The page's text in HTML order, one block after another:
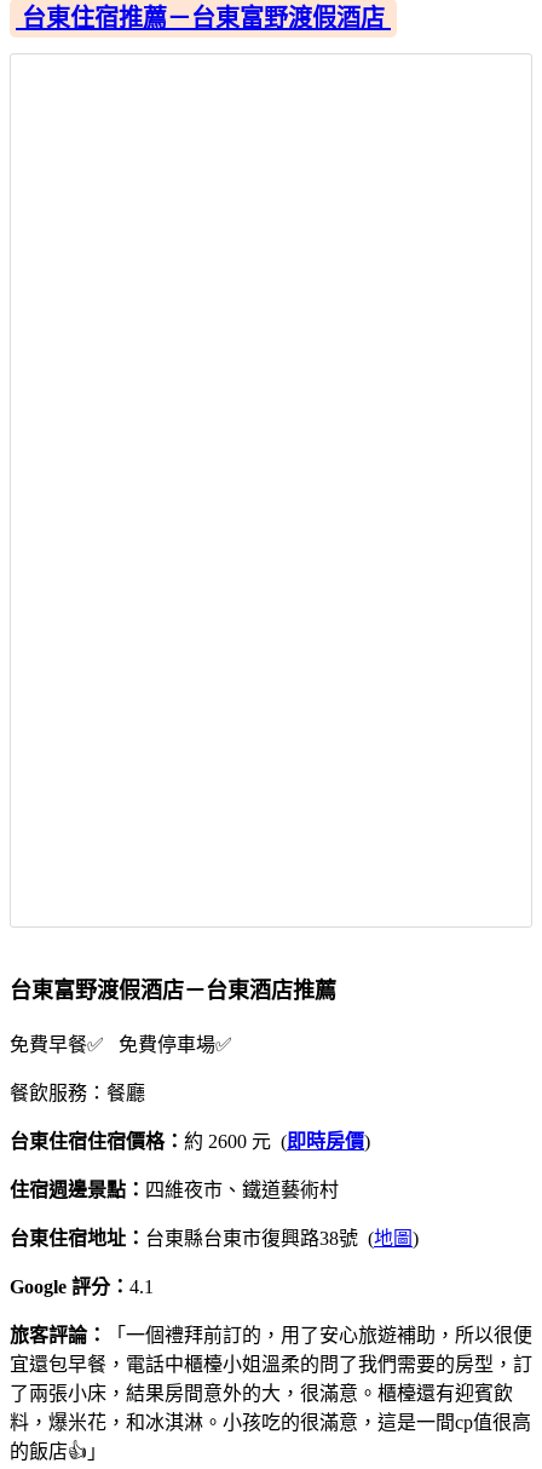
台東住宿推薦－台東富野渡假酒店
台東富野渡假酒店－台東酒店推薦
免費早餐✅ 免費停車場✅
餐飲服務：餐廳
台東住宿住宿價格： 約 2600 元 (即時房價)
住宿週邊景點： 四維夜市、鐵道藝術村
台東住宿地址： 台東縣台東市復興路38號 (地圖)
Google 評分： 4.1
旅客評論：
「一個禮拜前訂的，用了安心旅遊補助，所以很便
宜還包早餐，電話中櫃檯小姐溫柔的問了我們需要的房型，訂
了兩張小床，結果房間意外的大，很滿意。櫃檯還有迎賓飲
料，爆米花，和冰淇淋。小孩吃的很滿意，這是一間cp值很高
的飯店👍」